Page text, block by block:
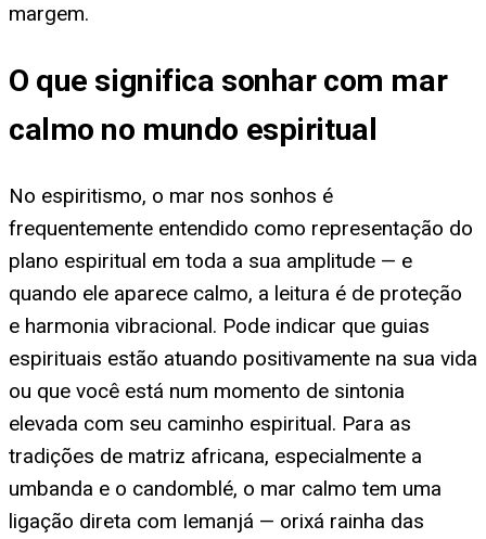
margem.
O que significa sonhar com mar
calmo no mundo espiritual
No espiritismo, o mar nos sonhos é
frequentemente entendido como representação do
plano espiritual em toda a sua amplitude — e
quando ele aparece calmo, a leitura é de proteção
e harmonia vibracional. Pode indicar que guias
espirituais estão atuando positivamente na sua vida
ou que você está num momento de sintonia
elevada com seu caminho espiritual. Para as
tradições de matriz africana, especialmente a
umbanda e o candomblé, o mar calmo tem uma
ligação direta com Iemanjá — orixá rainha das